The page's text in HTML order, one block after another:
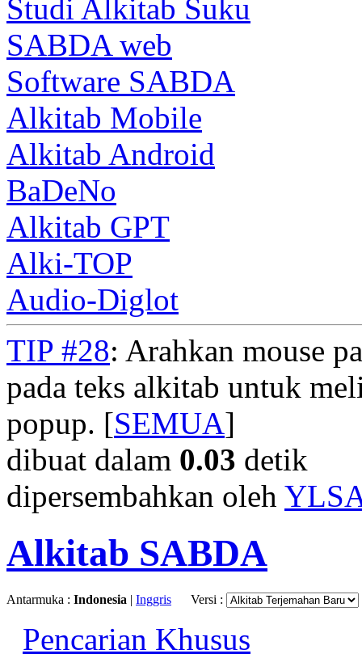
Studi Alkitab Suku
SABDA web
Software SABDA
Alkitab Mobile
Alkitab Android
BaDeNo
Alkitab GPT
Alki-TOP
Audio-Diglot
TIP #28: Arahkan mouse
pada teks alkitab untuk
popup. [SEMUA]
dibuat dalam 0.03 detik
dipersembahkan oleh
Alkitab SABDA
Antarmuka : Indonesia | Inggris Versi :
Pencarian Khusus